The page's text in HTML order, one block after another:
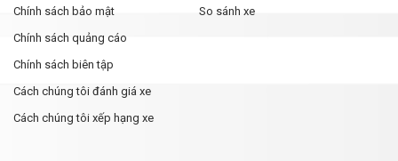
Chính sách bảo mật
Chính sách quảng cáo
Chính sách biên tập
Cách chúng tôi đánh giá xe
Cách chúng tôi xếp hạng xe
So sánh xe